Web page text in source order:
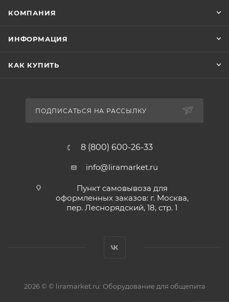
КОМПАНИЯ
ИНФОРМАЦИЯ
КАК КУПИТЬ
ПОДПИСАТЬСЯ НА РАССЫЛКУ
8 (800) 600-26-33
info@liramarket.ru
Пункт самовывоза для
оформленных заказов: г. Москва,
пер. Леснорядский, 18, стр. 1
2026 © © liramarket.ru: Оборудование для общепита